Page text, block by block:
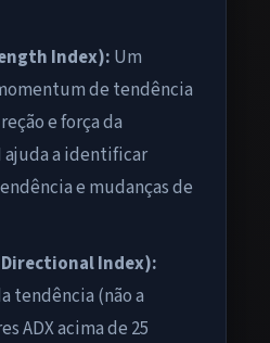
Index): Um
de tendência
e força da
ajuda a identificar
e mudanças de
Directional Index):
tendência (não a
ADX acima de 25